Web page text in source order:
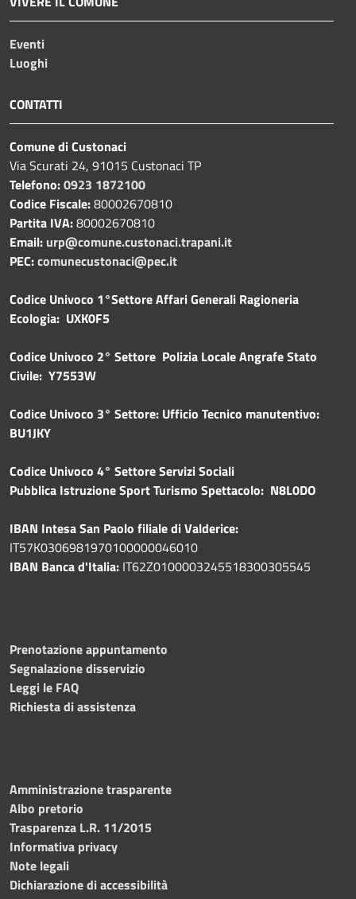
Eventi
Luoghi
CONTATTI
Comune di Custonaci
Via Scurati 24, 91015 Custonaci TP
Telefono:0923 1872100
Codice Fiscale:80002670810
Partita IVA:80002670810
Email: urp@comune.custonaci.trapani.it
PEC:comunecustonaci@pec.it
Codice Univoco 1°Settore Affari Generali Ragioneria
Ecologia: UXK0F5
Codice Univoco 2° Settore Polizia Locale Angrafe Stato
Civile: Y7553W
Codice Univoco 3° Settore: Ufficio Tecnico manutentivo:
BU1JKY
Codice Univoco 4° Settore Servizi Sociali
Pubblica Istruzione Sport Turismo Spettacolo: N8L0DO
IBAN Intesa San Paolo filiale di Valderice:
IT57K0306981970100000046010
IBAN Banca d'Italia: IT62Z0100003245518300305545
Prenotazione appuntamento
Segnalazione disservizio
Leggi le FAQ
Richiesta di assistenza
Amministrazione trasparente
Albo pretorio
Trasparenza L.R. 11/2015
Informativa privacy
Note legali
Dichiarazione di accessibilità